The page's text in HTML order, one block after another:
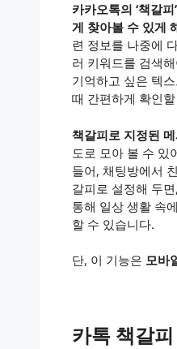
카카오톡의 ‘책갈
게 찾아볼 수 있게
련 정보를 나중에
러 키워드를 검색
기억하고 싶은 텍
때 간편하게 확인
책갈피로 지정된
도로 모아 볼 수 있
들어, 채팅방에서
갈피로 설정해 두
통해 일상 생활 속
할 수 있습니다.
단, 이 기능은 모바
카톡 책갈